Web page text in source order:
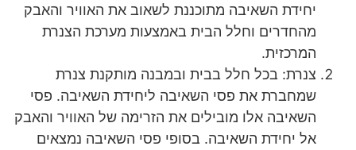
יחידת השאיבה מתוכננת לשאוב את האוויר והאבק
מהחדרים וחלל הבית באמצעות מערכת הצנרת
המרכזית.
צנרת: בכל חלל בבית ובמבנה מותקנת צנרת
שמחברת את פסי השאיבה ליחידת השאיבה. פסי
השאיבה אלו מובילים את הזרימה של האוויר והאבק
אל יחידת השאיבה. בסופי פסי השאיבה נמצאים